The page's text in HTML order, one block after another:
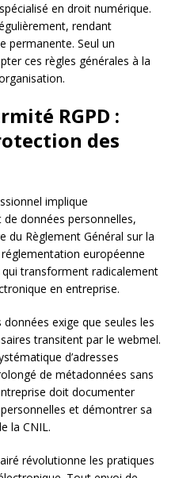
en droit numérique.
rendant
permanente. Seul un
ces règles générales à la
RGPD :
des
implique
données personnelles,
du Règlement Général sur la
européenne
transforment radicalement
en entreprise.
exige que seules les
transitent par le webmel.
d’adresses
de métadonnées sans
doit documenter
et démontrer sa
la CNIL.
révolutionne les pratiques